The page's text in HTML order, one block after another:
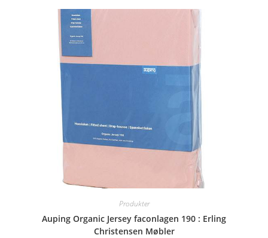
Produkter
Auping Organic Jersey faconlagen 190 : Erling
Christensen Møbler